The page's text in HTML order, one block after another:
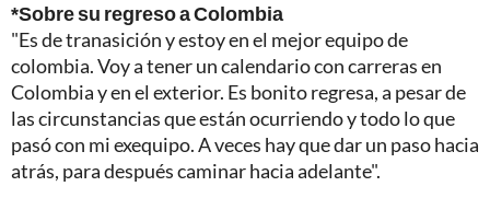
*Sobre su regreso a Colombia
"Es de tranasición y estoy en el mejor equipo de
colombia. Voy a tener un calendario con carreras en
Colombia y en el exterior. Es bonito regresa, a pesar de
las circunstancias que están ocurriendo y todo lo que
pasó con mi exequipo. A veces hay que dar un paso hacia
atrás, para después caminar hacia adelante".